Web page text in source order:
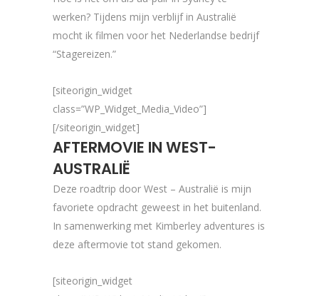
werken? Tijdens mijn verblijf in Australië
mocht ik filmen voor het Nederlandse bedrijf
“Stagereizen.”
[siteorigin_widget
class=”WP_Widget_Media_Video”]
[/siteorigin_widget]
AFTERMOVIE IN WEST-
AUSTRALIË
Deze roadtrip door West – Australië is mijn
favoriete opdracht geweest in het buitenland.
In samenwerking met Kimberley adventures is
deze aftermovie tot stand gekomen.
[siteorigin_widget